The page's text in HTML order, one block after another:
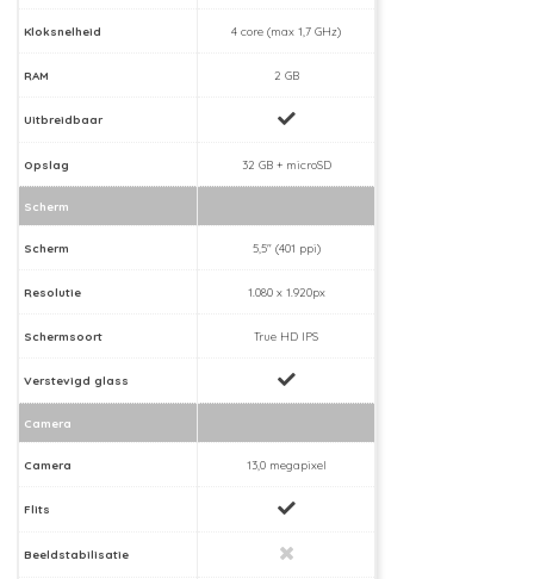
Kloksnelheid 4 core (max 1,7 GHz)
RAM 2 GB
Uitbreidbaar
Opslag 32 GB + microSD
Scherm
Scherm 5,5" (401 ppi)
Resolutie 1.080 x 1.920px
Schermsoort True HD IPS
Verstevigd glass
Camera
Camera 13,0 megapixel
Flits
Beeldstabilisatie